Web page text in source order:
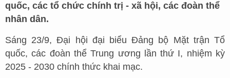
quốc, các tổ chức chính trị - xã hội, các đoàn thể
nhân dân.
Sáng 23/9, Đại hội đại biểu Đảng bộ Mặt trận Tổ
quốc, các đoàn thể Trung ương lần thứ I, nhiệm kỳ
2025 - 2030 chính thức khai mạc.